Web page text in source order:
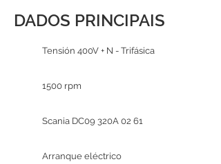
DADOS PRINCIPAIS
Tensión 400V + N - Trifásica
1500 rpm
Scania DC09 320A 02 61
Arranque eléctrico